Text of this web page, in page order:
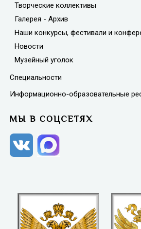
Творческие коллективы
Галерея - Архив
Наши конкурсы, фестивали и
Новости
Музейный уголок
Специальности
Информационно-образовательные
МЫ В СОЦСЕТЯХ